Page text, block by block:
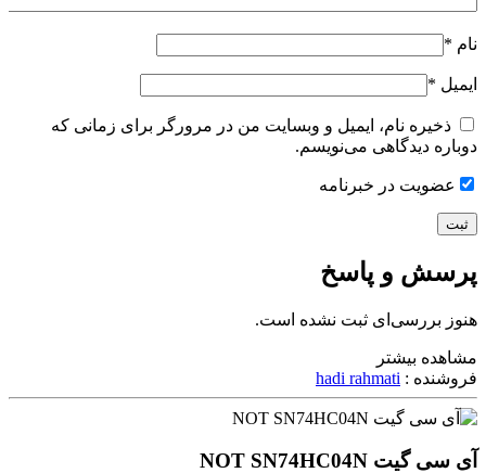
نام *
ایمیل *
ذخیره نام، ایمیل و وبسایت من در مرورگر برای زمانی که
دوباره دیدگاهی می‌نویسم.
عضویت در خبرنامه
پرسش و پاسخ
هنوز بررسی‌ای ثبت نشده است.
مشاهده بیشتر
فروشنده : hadi rahmati
آی سی گیت NOT SN74HC04N